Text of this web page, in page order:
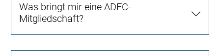
Was bringt mir eine ADFC-
Mitgliedschaft?